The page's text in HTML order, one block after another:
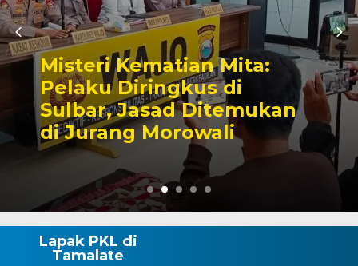
Dua Kelurahan
Jadi Pilot Project
HAM, Appi Harap
Replikasi ke 153
Lapak PKL di
Tamalate